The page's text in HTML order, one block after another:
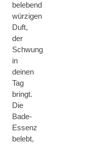
belebend
würzigen
Duft,
der
Schwung
in
deinen
Tag
bringt.
Die
Bade-
Essenz
belebt,